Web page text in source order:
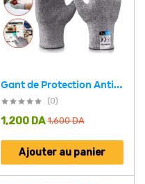
Gant de Protection Anti-Coupure Gant de Sécurité de Niveau 5 – قفازات المقاومة للقطع
(0)
1,600DA
1,200 DA
Ajouter au panier